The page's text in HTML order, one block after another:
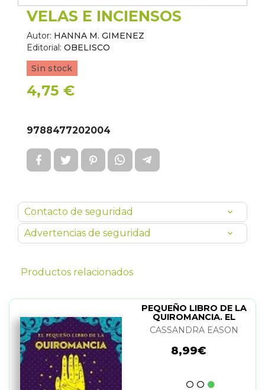
VELAS E INCIENSOS
Autor: HANNA M. GIMENEZ
Editorial: OBELISCO
Sin stock
4,75 €
9788477202004
Contacto de seguridad
Advertencias de seguridad
Productos relacionados
PEQUEÑO LIBRO DE LA
QUIROMANCIA. EL
CASSANDRA EASON
8,99€